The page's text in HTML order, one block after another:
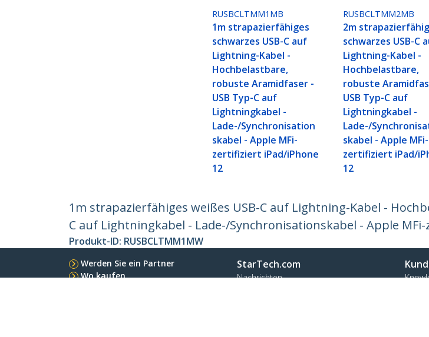
RUSBCLTMM1MB
1m strapazierfähiges
schwarzes USB-C auf
Lightning-Kabel -
Hochbelastbare,
robuste Aramidfaser -
USB Typ-C auf
Lightningkabel -
Lade-/Synchronisation
skabel - Apple MFi-
zertifiziert iPad/iPhone
12
RUSBCLTMM2MB
2m
schwarzes USB-C
Lightning-Kabel -
Hochbelastbare,
robuste
USB Typ-C auf
Lightningkabel -
Lade-/
skabel - Apple MFi-
zertifiziert iPad/
12
1m strapazierfähiges weißes USB-C auf Lightning-Kabel -
C auf Lightningkabel - Lade-/Synchronisationskabel - Apple
Produkt-ID: RUSBCLTMM1MW
Werden Sie ein Partner
Wo kaufen
StarTech.com
Nachrichten